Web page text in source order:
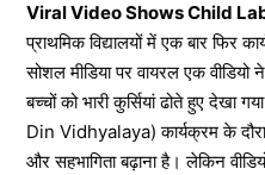
Viral Video Shows Child
प्राथमिक विद्यालयों में एक बार फिर
सोशल मीडिया पर वायरल एक
बच्चों को भारी कुर्सियां ढोते हुए देखा
Din Vidhyalaya) कार्यक्रम के
और सहभागिता बढ़ाना है। लेकिन